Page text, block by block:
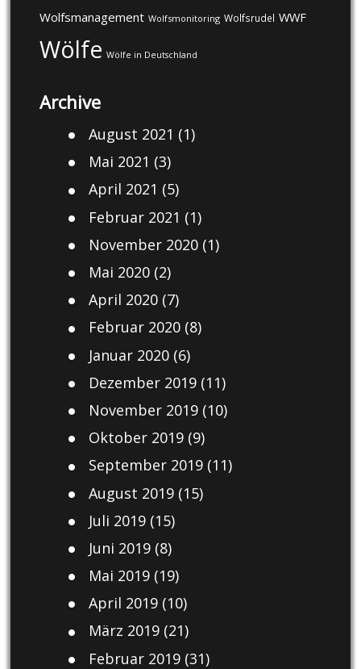
Wolfsmanagement Wolfsmonitoring Wolfsrudel WWF
Wölfe Wölfe in Deutschland
Archive
August 2021 (1)
Mai 2021 (3)
April 2021 (5)
Februar 2021 (1)
November 2020(1)
Mai 2020(2)
April 2020(7)
Februar 2020(8)
Januar 2020(6)
Dezember 2019(11)
November 2019(10)
Oktober 2019(9)
September 2019(11)
August 2019(15)
Juli 2019(15)
Juni 2019(8)
Mai 2019(19)
April 2019(10)
März 2019(21)
Februar 2019(31)